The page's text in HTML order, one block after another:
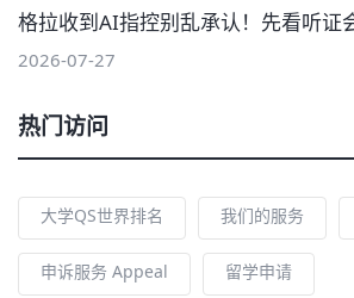
格拉收到AI指控别乱承认！先看听证
2026-07-27
热门访问
大学QS世界排名 我们的服务
申诉服务 Appeal 留学申请